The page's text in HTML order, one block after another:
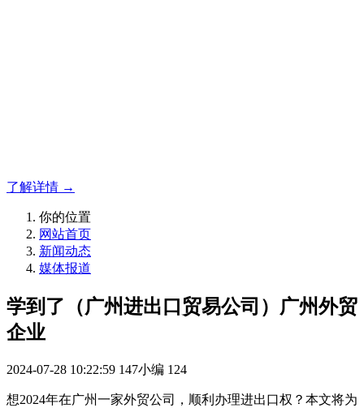
了解详情 →
你的位置
网站首页
新闻动态
媒体报道
学到了（广州进出口贸易公司）广州外贸
企业
2024-07-28 10:22:59 147小编 124
想2024年在广州一家外贸公司，顺利办理进出口权？本文将为